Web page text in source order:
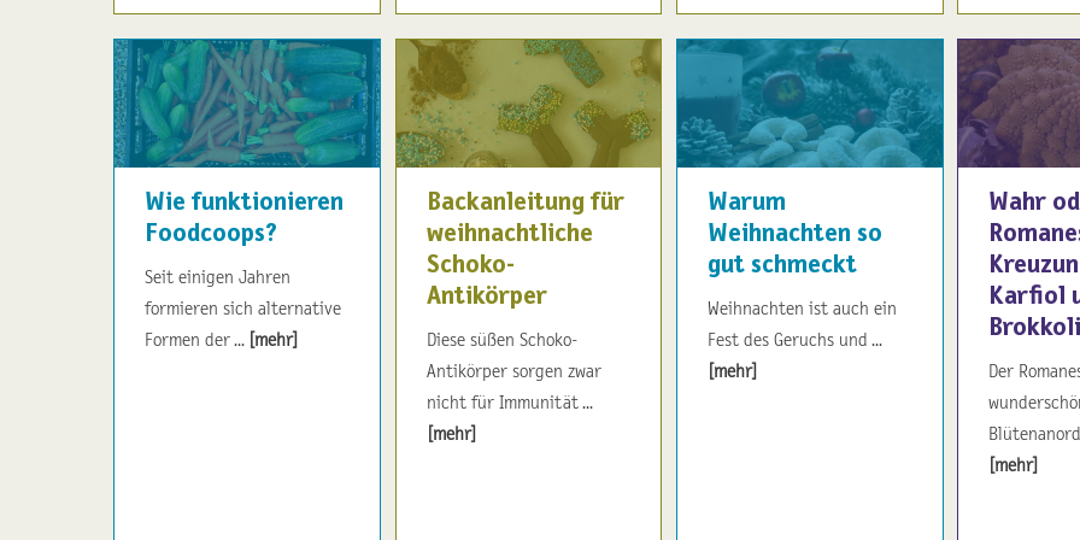
Wie funktionieren
Foodcoops?
Seit einigen Jahren
formieren sich alternative
Formen der ... [mehr]
Backanleitung für
weihnachtliche
Schoko-
Antikörper
Diese süßen Schoko-
Antikörper sorgen zwar
nicht für Immunität ...
[mehr]
Warum
Weihnachten so
gut schmeckt
Weihnachten ist auch ein
Fest des Geruchs und ...
[mehr]
Wahr
Karfiol
Der
[mehr]